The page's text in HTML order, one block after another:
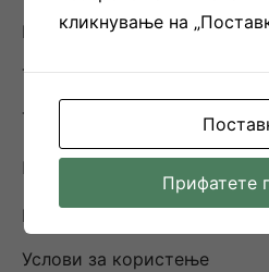
Контакт
THE INNOVATION
THE STORY
КОРИСНИ ЛИНКОВИ
Ценовник
Услови за користење
кликнување на
Прифатете